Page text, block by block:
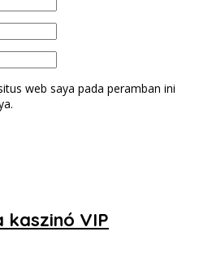
web saya pada peramban ini
kaszinó VIP